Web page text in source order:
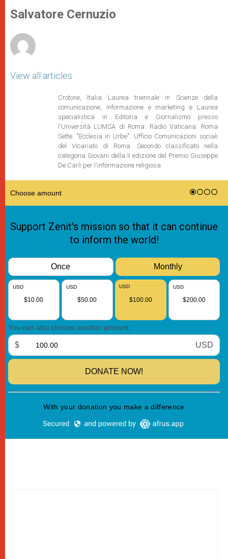
p
p
g
e
o
k
r
Salvatore Cernuzio
View all articles
Crotone, Italia Laurea triennale in Scienze della
comunicazione, informazione e marketing e Laurea
specialistica in Editoria e Giornalismo presso
l'Università LUMSA di Roma. Radio Vaticana. Roma
Sette. "Ecclesia in Urbe". Ufficio Comunicazioni sociali
del Vicariato di Roma. Secondo classificato nella
categoria Giovani della II edizione del Premio Giuseppe
De Carli per l'informazione religiosa